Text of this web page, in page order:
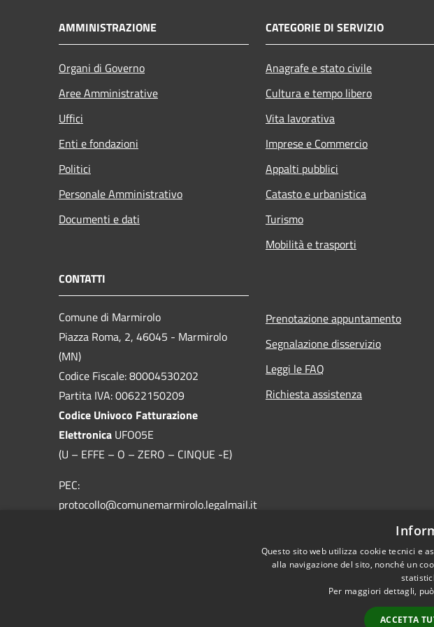
AMMINISTRAZIONE
Organi di Governo
Aree Amministrative
Uffici
Enti e fondazioni
Politici
Personale Amministrativo
Documenti e dati
CATEGORIE DI SERVIZIO
Anagrafe e stato civile
Cultura e tempo libero
Vita lavorativa
Imprese e Commercio
Appalti pubblici
Catasto e urbanistica
Turismo
Mobilità e trasporti
CONTATTI
Comune di Marmirolo
Piazza Roma, 2, 46045 - Marmirolo
(MN)
Codice Fiscale: 80004530202
Partita IVA: 00622150209
Codice Univoco Fatturazione
Elettronica UFO05E
(U – EFFE – O – ZERO – CINQUE -E)
PEC:
protocollo@comunemarmirolo.legalmail.it
Prenotazione appuntamento
Segnalazione disservizio
Leggi le FAQ
Richiesta assistenza
Questo sito web utilizza cookie tecnici e
alla navigazione del sito, nonché un
Per maggiori dettagli,
ACCETTA